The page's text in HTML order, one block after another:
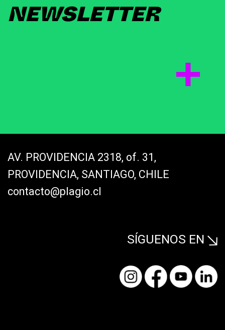
NEWSLETTER
AV. PROVIDENCIA 2318, of. 31,
PROVIDENCIA, SANTIAGO, CHILE
contacto@plagio.cl
SÍGUENOS EN